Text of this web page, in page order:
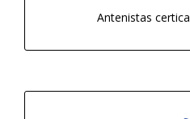
Antenistas